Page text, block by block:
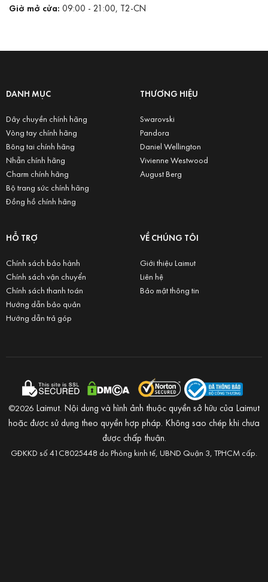
Giờ mở cửa: 09:00 - 21:00, T2-CN
DANH MỤC
Dây chuyền chính hãng
Vòng tay chính hãng
Bông tai chính hãng
Nhẫn chính hãng
Charm chính hãng
Bộ trang sức chính hãng
Đồng hồ chính hãng
THƯƠNG HIỆU
Swarovski
Pandora
Daniel Wellington
Vivienne Westwood
August Berg
HỖ TRỢ
Chính sách bảo hành
Chính sách vận chuyển
Chính sách thanh toán
Hướng dẫn bảo quản
Hướng dẫn trả góp
VỀ CHÚNG TÔI
Giới thiệu Laimut
Liên hệ
Bảo mật thông tin
©2026 Laimut. Nội dung và hình ảnh thuộc quyền sở hữu của Laimut
hoặc được sử dụng theo quyền hợp pháp. Không sao chép khi chưa
được chấp thuận.
GĐKKD số 41C8025448 do Phòng kinh tế, UBND Quận 3, TPHCM cấp.